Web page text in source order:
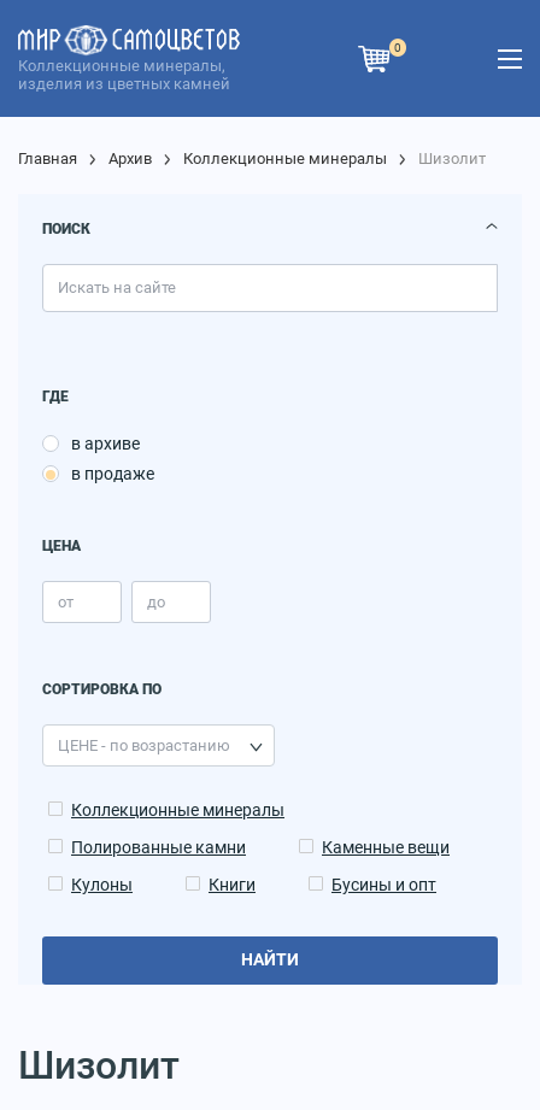
Коллекционные минералы,
изделия из цветных камней
0
Главная Архив Коллекционные минералы Шизолит
ПОИСК
ГДЕ
в архиве
в продаже
ЦЕНА
СОРТИРОВКА ПО
Коллекционные минералы
Полированные камни
Каменные вещи
Кулоны
Книги Бусины и опт
НАЙТИ
Шизолит